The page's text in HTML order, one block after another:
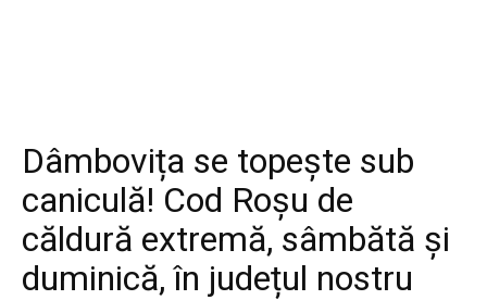
Dâmbovița se topește sub
caniculă! Cod Roșu de
căldură extremă, sâmbătă și
duminică, în județul nostru